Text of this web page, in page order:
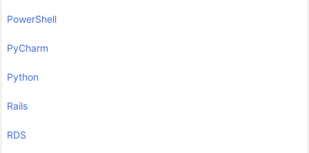
PowerShell
PyCharm
Python
Rails
RDS